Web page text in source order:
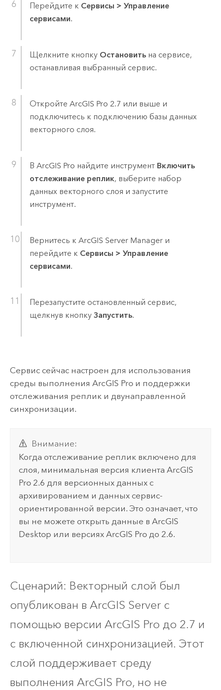
Перейдите к Сервисы > Управление
сервисами.
Щелкните кнопку Остановитьна сервисе,
останавливая выбранный сервис.
Откройте ArcGIS Pro 2.7 или выше и
подключитесь к подключению базы данных
векторного слоя.
В ArcGIS Pro найдите инструмент Включить
отслеживание реплик, выберите набор
данных векторного слоя и запустите
инструмент.
Вернитесь к ArcGIS Server Managerи
перейдите к Сервисы > Управление
сервисами.
Перезапустите остановленный сервис,
щелкнув кнопку Запустить.
Сервис сейчас настроен для использования
среды выполнения ArcGIS Proи поддержки
отслеживания реплик и двунаправленной
синхронизации.
Внимание:
Когда отслеживание реплик включено для
слоя, минимальная версия клиентаArcGIS
Pro 2.6 для версионных данных с
архивированием и данных сервис-
ориентированной версии. Это означает, что
вы не можете открыть данные вArcGIS
Desktop или версияхArcGIS Pro до 2.6.
Сценарий: Векторный слой был
опубликован в ArcGIS Serverс
помощью версии ArcGIS Pro до 2.7 и
с включенной синхронизацией. Этот
слой поддерживает среду
выполнения ArcGIS Pro, но не